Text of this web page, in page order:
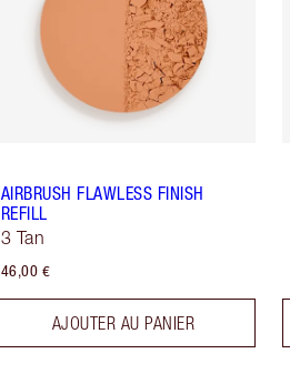
AIRBRUSH FLAWLESS FINISH
REFILL
3 Tan
46,00 €
AJOUTER AU PANIER